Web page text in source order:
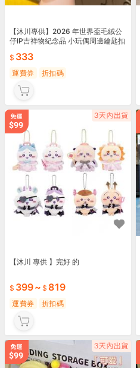
【沐川專供】2026 年世界盃毛絨公
仔IP吉祥物紀念品 小玩偶周邊鑰匙扣
333
運費券 折扣碼
【沐川 專供 】完好 的
399~ 819
運費券 折扣碼